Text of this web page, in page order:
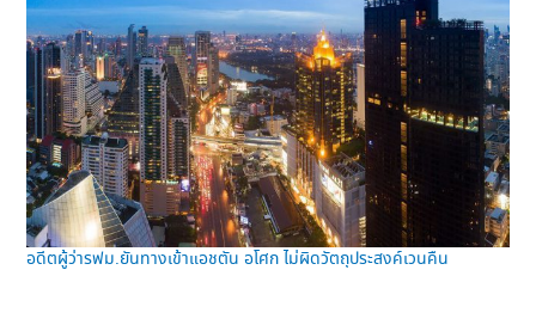
อดีตผู้ว่ารฟม.ยันทางเข้าแอชตัน อโศก ไม่ผิดวัตถุประสงค์เวนคืน